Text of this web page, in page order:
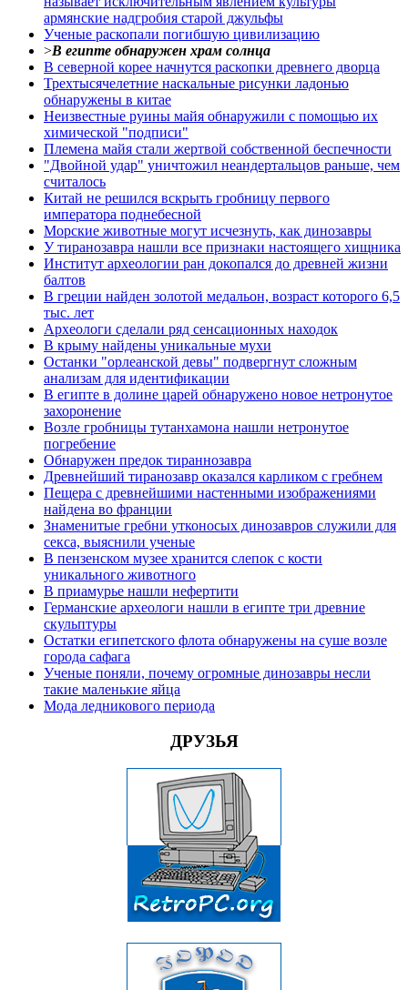
армянские надгробия старой джульфы
Ученые раскопали погибшую цивилизацию
>В египте обнаружен храм солнца
В северной корее начнутся раскопки древнего дворца
Трехтысячелетние наскальные рисунки ладонью
обнаружены в китае
Неизвестные руины майя обнаружили с помощью их
химической "подписи"
Племена майя стали жертвой собственной беспечности
"Двойной удар" уничтожил неандертальцов раньше, чем
считалось
Китай не решился вскрыть гробницу первого
императора поднебесной
Морские животные могут исчезнуть, как динозавры
У тиранозавра нашли все признаки настоящего хищника
Институт археологии ран докопался до древней жизни
балтов
В греции найден золотой медальон, возраст которого 6,5
тыс. лет
Археологи сделали ряд сенсационных находок
В крыму найдены уникальные мухи
Останки "орлеанской девы" подвергнут сложным
анализам для идентификации
В египте в долине царей обнаружено новое нетронутое
захоронение
Возле гробницы тутанхамона нашли нетронутое
погребение
Обнаружен предок тираннозавра
Древнейший тиранозавр оказался карликом с гребнем
Пещера с древнейшими настенными изображениями
найдена во франции
Знаменитые гребни утконосых динозавров служили для
секса, выяснили ученые
В пензенском музее хранится слепок с кости
уникального животного
В приамурье нашли нефертити
Германские археологи нашли в египте три древние
скульптуры
Остатки египетского флота обнаружены на суше возле
города сафага
Ученые поняли, почему огромные динозавры несли
такие маленькие яйца
Мода ледникового периода
ДРУЗЬЯ